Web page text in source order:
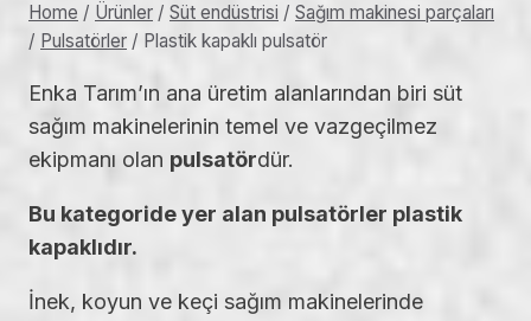
Home / Ürünler / Süt endüstrisi / Sağım makinesi parçaları
/ Pulsatörler / Plastik kapaklı pulsatör
Enka Tarım’ın ana üretim alanlarından biri süt
sağım makinelerinin temel ve vazgeçilmez
ekipmanı olan pulsatördür.
Bu kategoride yer alan pulsatörler plastik
kapaklıdır.
İnek, koyun ve keçi sağım makinelerinde